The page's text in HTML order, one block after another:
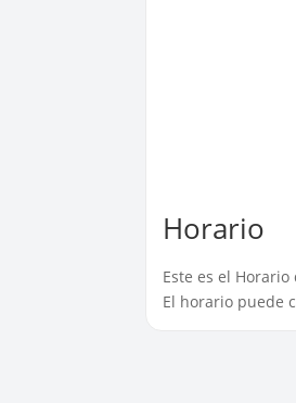
Horario
Este es el
El horario puede